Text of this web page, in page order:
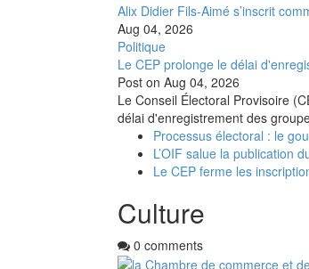
Alix Didier Fils-Aimé s’inscrit
Aug 04, 2026
Politique
Le CEP prolonge le délai
Post on Aug 04, 2026
Le Conseil Électoral Provisoire
délai d'enregistrement des
Processus électoral : le
L’OIF salue la publication
Le CEP ferme les
Culture
0 comments